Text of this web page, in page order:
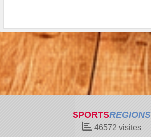
SPORTSREGIONS
46572 visites